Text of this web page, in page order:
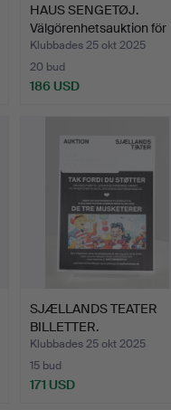
HAUS SENGETØJ.
Välgörenhetsauktion för
Kæk…
Klubbades 25 okt 2025
20 bud
186 USD
SJÆLLANDS TEATER
BILLETTER.
Välgörenhetsau…
Klubbades 25 okt 2025
15 bud
171 USD